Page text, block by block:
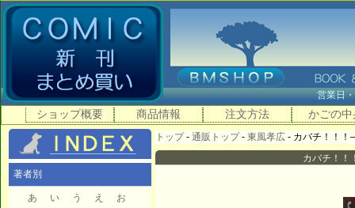
営業
ショップ概要 商品情報 注文方法 かごの中
著者別
あ い う え
お
トップ- 通販トップ- 東風孝広 - カバチ！！
カバチ！